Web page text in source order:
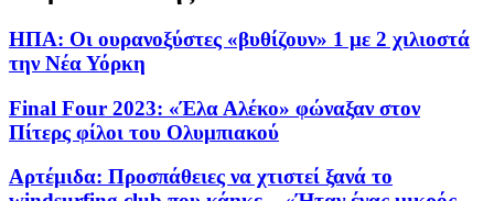
ΗΠΑ: Οι ουρανοξύστες «βυθίζουν» 1 με 2 χιλιοστά
την Νέα Υόρκη
Final Four 2023: «Έλα Αλέκο» φώναξαν στον
Πίτερς φίλοι του Ολυμπιακού
Αρτέμιδα: Προσπάθειες να χτιστεί ξανά το